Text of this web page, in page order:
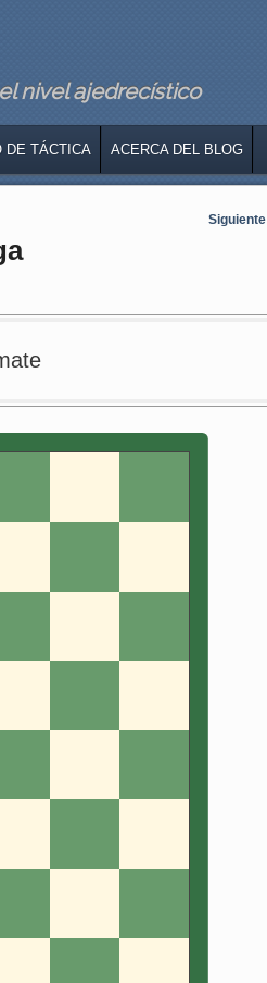
nivel ajedrecístico
DE TÁCTICA ACERCA DEL BLOG
Siguiente